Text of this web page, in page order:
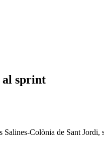
al sprint
Colònia de Sant